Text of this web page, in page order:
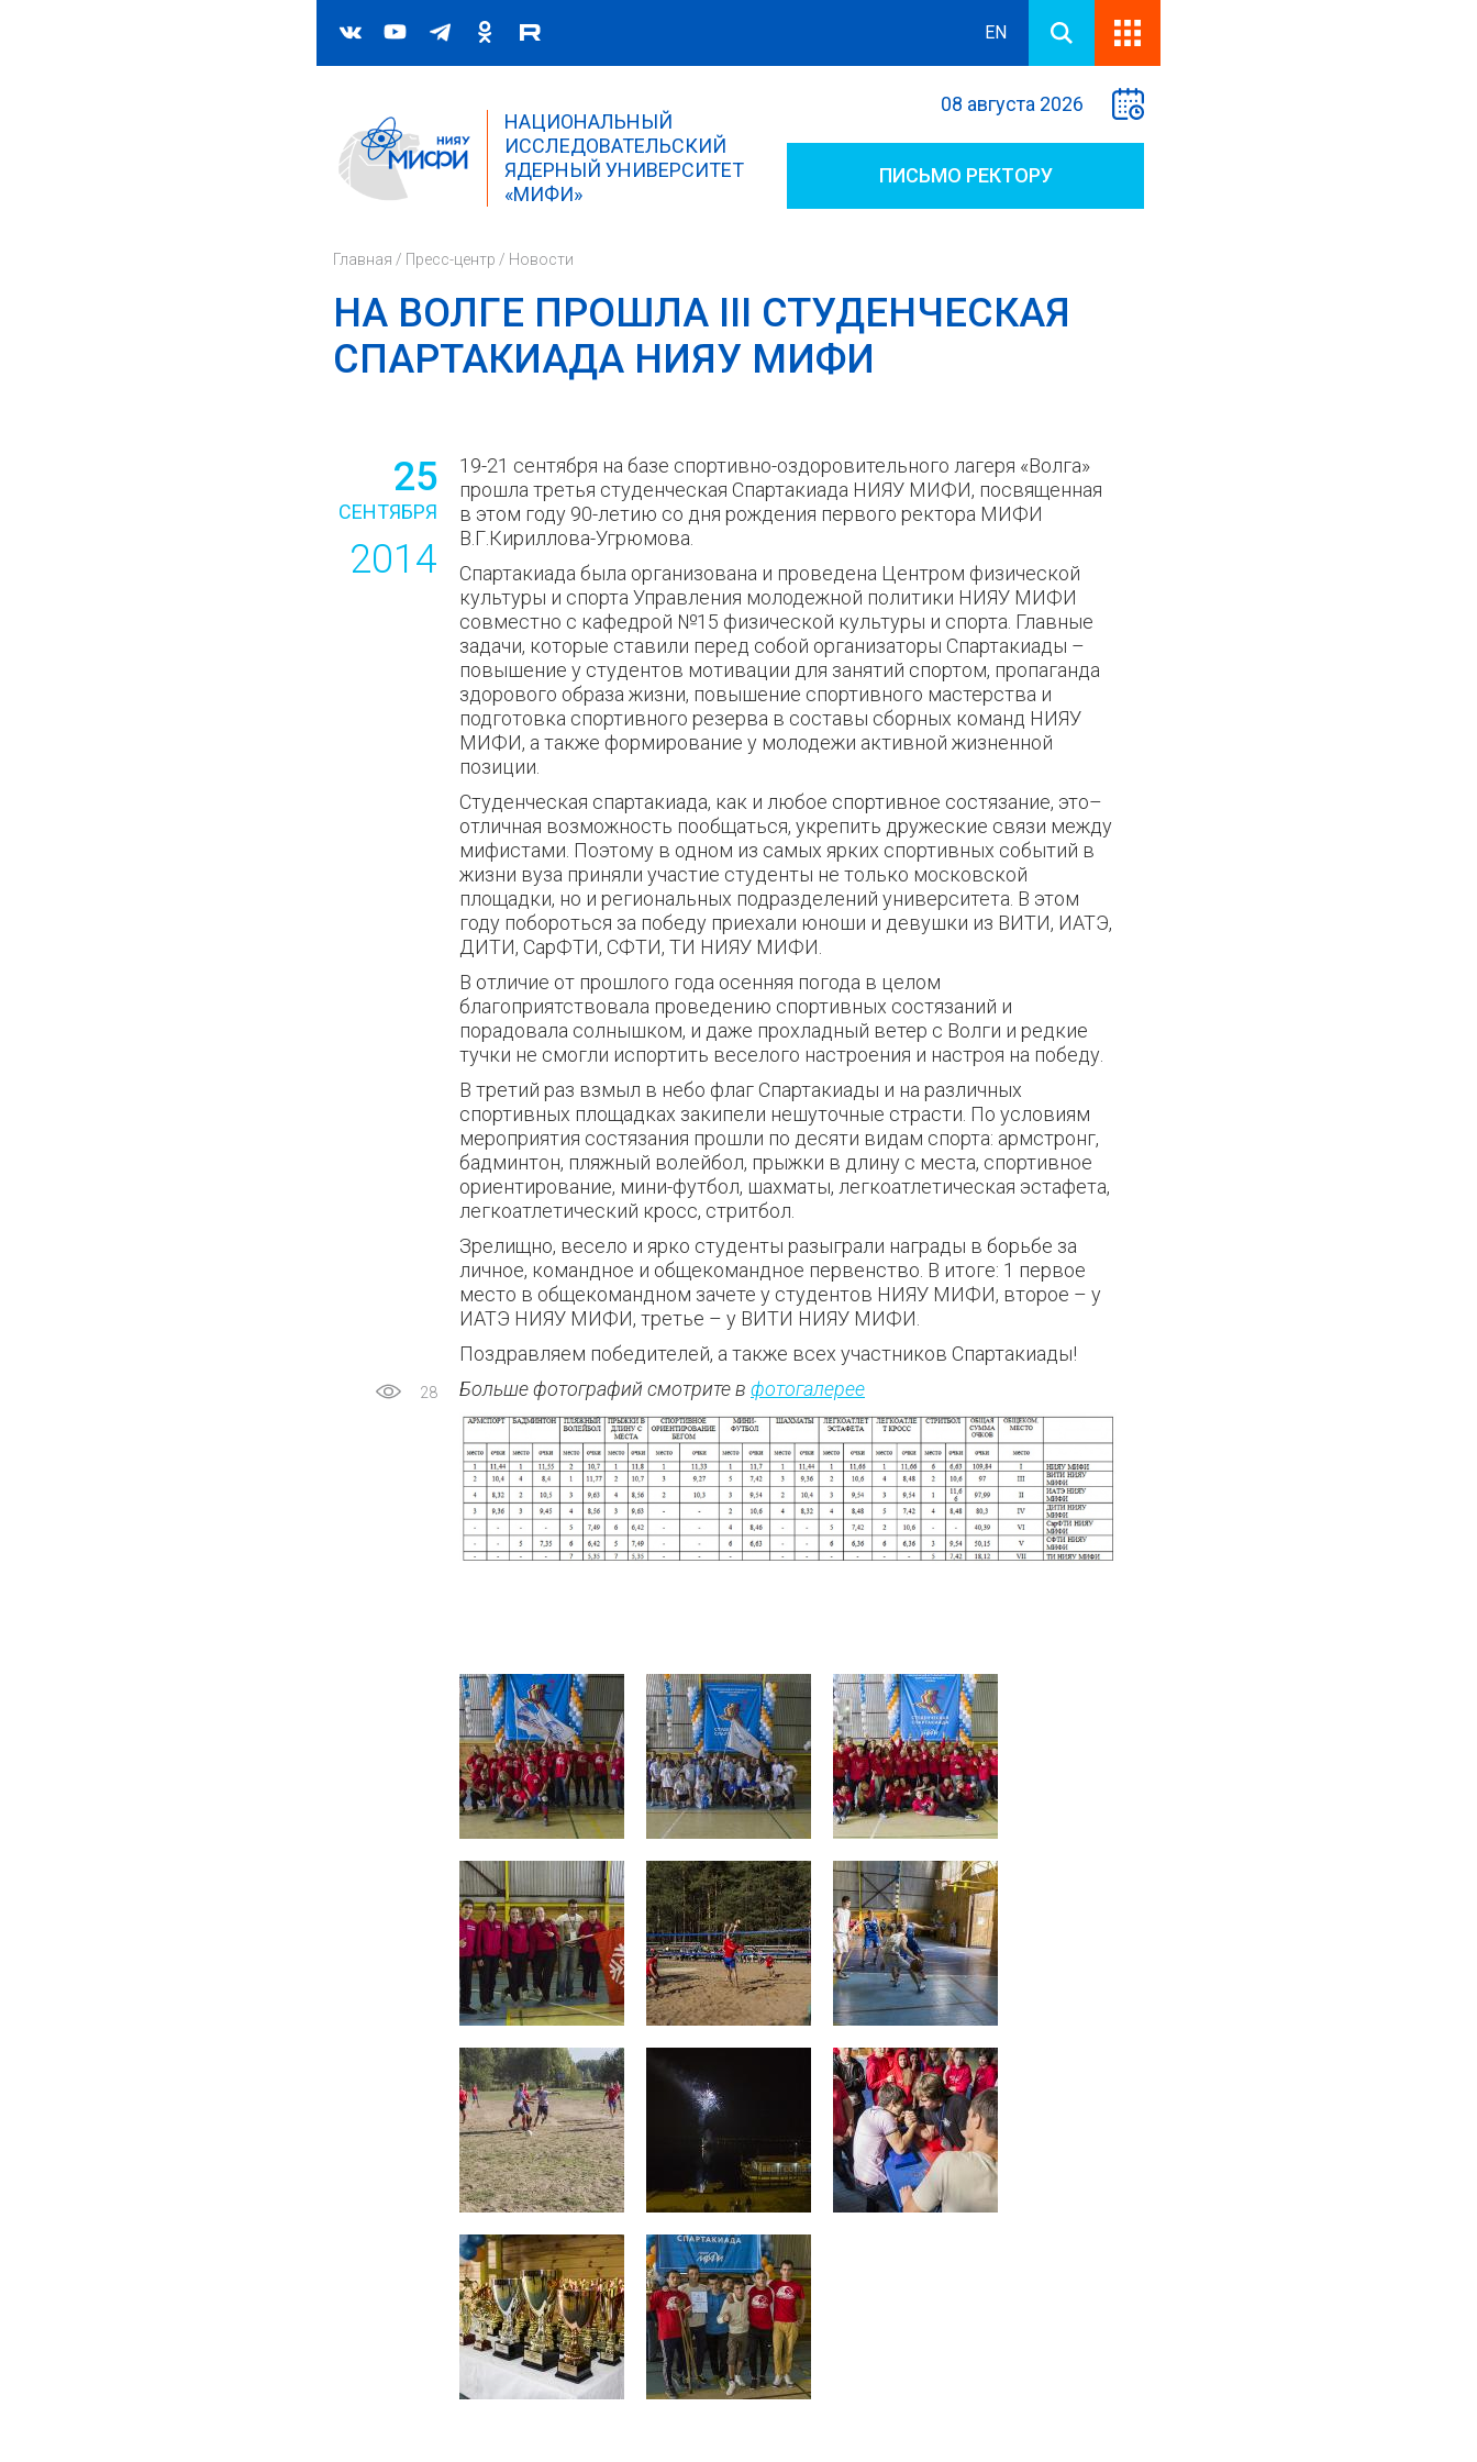
Форма поиска
EN
НАЦИОНАЛЬНЫЙ
ИССЛЕДОВАТЕЛЬСКИЙ
ЯДЕРНЫЙ УНИВЕРСИТЕТ
«МИФИ»
08 августа 2026
ПИСЬМО РЕКТОРУ
Главная / Пресс-центр / Новости
НА ВОЛГЕ ПРОШЛА III СТУДЕНЧЕСКАЯ
СПАРТАКИАДА НИЯУ МИФИ
25
СЕНТЯБРЯ
2014
19-21 сентября на базе спортивно-оздоровительного лагеря «Волга»
прошла третья студенческая Спартакиада НИЯУ МИФИ, посвященная
в этом году 90-летию со дня рождения первого ректора МИФИ
В.Г.Кириллова-Угрюмова.
Спартакиада была организована и проведена Центром физической
культуры и спорта Управления молодежной политики НИЯУ МИФИ
совместно с кафедрой №15 физической культуры и спорта. Главные
задачи, которые ставили перед собой организаторы Спартакиады –
повышение у студентов мотивации для занятий спортом, пропаганда
здорового образа жизни, повышение спортивного мастерства и
подготовка спортивного резерва в составы сборных команд НИЯУ
МИФИ, а также формирование у молодежи активной жизненной
позиции.
Студенческая спартакиада, как и любое спортивное состязание, это–
отличная возможность пообщаться, укрепить дружеские связи между
мифистами. Поэтому в одном из самых ярких спортивных событий в
жизни вуза приняли участие студенты не только московской
площадки, но и региональных подразделений университета. В этом
году побороться за победу приехали юноши и девушки из ВИТИ, ИАТЭ,
ДИТИ, СарФТИ, СФТИ, ТИ НИЯУ МИФИ.
В отличие от прошлого года осенняя погода в целом
благоприятствовала проведению спортивных состязаний и
порадовала солнышком, и даже прохладный ветер с Волги и редкие
тучки не смогли испортить веселого настроения и настроя на победу.
В третий раз взмыл в небо флаг Спартакиады и на различных
спортивных площадках закипели нешуточные страсти. По условиям
мероприятия состязания прошли по десяти видам спорта: армстронг,
бадминтон, пляжный волейбол, прыжки в длину с места, спортивное
ориентирование, мини-футбол, шахматы, легкоатлетическая эстафета,
легкоатлетический кросс, стритбол.
Зрелищно, весело и ярко студенты разыграли награды в борьбе за
личное, командное и общекомандное первенство. В итоге: 1 первое
место в общекомандном зачете у студентов НИЯУ МИФИ, второе – у
ИАТЭ НИЯУ МИФИ, третье – у ВИТИ НИЯУ МИФИ.
Поздравляем победителей, а также всех участников Спартакиады!
Больше фотографий смотрите в фотогалерее
28